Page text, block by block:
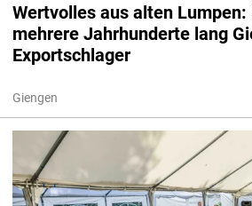
Wertvolles aus alten Lumpen:
mehrere Jahrhunderte lang
Exportschlager
Giengen